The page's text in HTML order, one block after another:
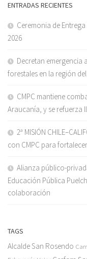
ENTRADAS RECIENTES
Ceremonia de
2026
Decretan
forestales en la región
CMPC mantiene
Araucanía, y se refuerza
2ª MISIÓN
con CMPC para
Alianza público-
Educación Pública
colaboración
TAGS
Alcalde San Rosendo